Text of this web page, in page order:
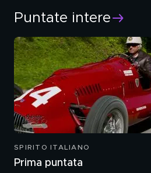
Puntate intere
SPIRITO ITALIANO
Prima puntata